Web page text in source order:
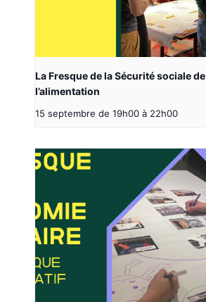
La Fresque de la Sécurité sociale de
l’alimentation
15 septembre de 19h00 à 22h00